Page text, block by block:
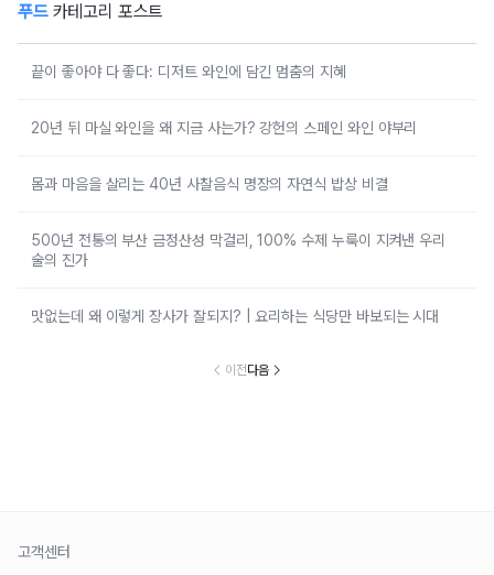
푸드카테고리 포스트
끝이 좋아야 다 좋다: 디저트 와인에 담긴 멈춤의 지혜
20년 뒤 마실 와인을 왜 지금 사는가? 강헌의 스페인 와인 야부리
몸과 마음을 살리는 40년 사찰음식 명장의 자연식 밥상 비결
500년 전통의 부산 금정산성 막걸리, 100% 수제 누룩이 지켜낸 우리
술의 진가
맛없는데 왜 이렇게 장사가 잘되지? | 요리하는 식당만 바보되는 시대
이전다음
고객센터